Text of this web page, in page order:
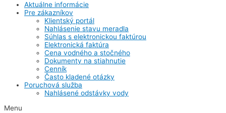
Aktuálne informácie
Pre zákazníkov
Klientský portál
Nahlásenie stavu meradla
Súhlas s elektronickou faktúrou
Elektronická faktúra
Cena vodného a stočného
Dokumenty na stiahnutie
Cenník
Často kladené otázky
Poruchová služba
Nahlásené odstávky vody
Menu